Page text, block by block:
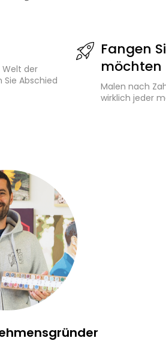
Welt der
Sie Abschied
Fangen
möchten
Malen nach
wirklich jeder